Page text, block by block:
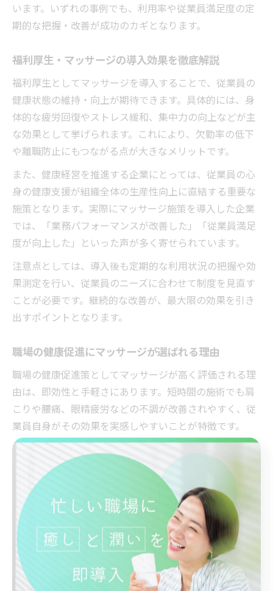
います。いずれの事例でも、利用率や従業員満足度の定
期的な把握・改善が成功のカギとなります。
福利厚生・マッサージの導入効果を徹底解説
福利厚生としてマッサージを導入することで、従業員の
健康状態の維持・向上が期待できます。具体的には、身
体的な疲労回復やストレス緩和、集中力の向上などが主
な効果として挙げられます。これにより、欠勤率の低下
や離職防止にもつながる点が大きなメリットです。
また、健康経営を推進する企業にとっては、従業員の心
身の健康支援が組織全体の生産性向上に直結する重要な
施策となります。実際にマッサージ施策を導入した企業
では、「業務パフォーマンスが改善した」「従業員満足
度が向上した」といった声が多く寄せられています。
注意点としては、導入後も定期的な利用状況の把握や効
果測定を行い、従業員のニーズに合わせて制度を見直す
ことが必要です。継続的な改善が、最大限の効果を引き
出すポイントとなります。
職場の健康促進にマッサージが選ばれる理由
職場の健康促進策としてマッサージが高く評価される理
由は、即効性と手軽さにあります。短時間の施術でも肩
こりや腰痛、眼精疲労などの不調が改善されやすく、従
業員自身がその効果を実感しやすいことが特徴です。
さらに、マッサージは心身両面に作用するため、ストレ
スマネジメントやメンタルヘルス対策としても有効で
す。福利厚生サービスの中でも、従業員が「実際に使っ
てよかった」と感じやすい施策といえるでしょう。
事例として、定期的なマッサージの実施が従業員のモチ
ベーション維持やコミュニケーション活性化に寄与した
ケースも報告されています。こうした効果を最大化する
ためには、利用しやすい環境づくりが重要です。